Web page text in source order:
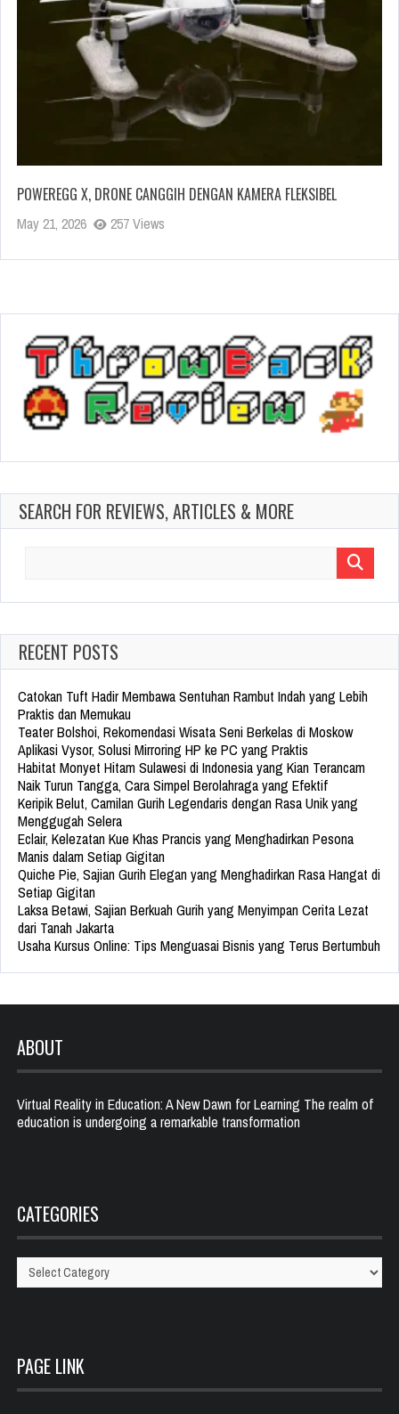
POWEREGG X, DRONE CANGGIH DENGAN KAMERA FLEKSIBEL
May 21, 2026 257 Views
SEARCH FOR REVIEWS, ARTICLES & MORE
RECENT POSTS
Catokan Tuft Hadir Membawa Sentuhan Rambut Indah yang Lebih
Praktis dan Memukau
Teater Bolshoi, Rekomendasi Wisata Seni Berkelas di Moskow
Aplikasi Vysor, Solusi Mirroring HP ke PC yang Praktis
Habitat Monyet Hitam Sulawesi di Indonesia yang Kian Terancam
Naik Turun Tangga, Cara Simpel Berolahraga yang Efektif
Keripik Belut, Camilan Gurih Legendaris dengan Rasa Unik yang
Menggugah Selera
Eclair, Kelezatan Kue Khas Prancis yang Menghadirkan Pesona
Manis dalam Setiap Gigitan
Quiche Pie, Sajian Gurih Elegan yang Menghadirkan Rasa Hangat di
Setiap Gigitan
Laksa Betawi, Sajian Berkuah Gurih yang Menyimpan Cerita Lezat
dari Tanah Jakarta
Usaha Kursus Online: Tips Menguasai Bisnis yang Terus Bertumbuh
ABOUT
Virtual Reality in Education: A New Dawn for Learning The realm of
education is undergoing a remarkable transformation
CATEGORIES
Categories
PAGE LINK